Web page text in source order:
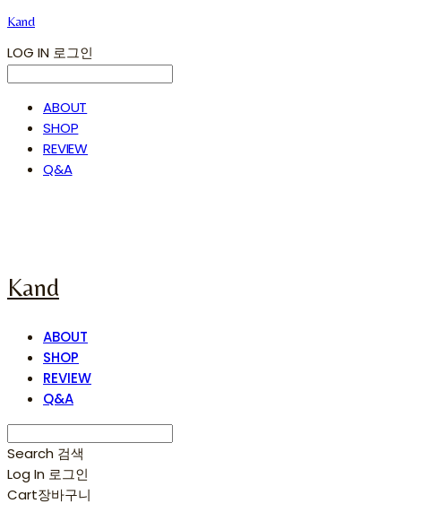
Kand
LOG IN 로그인
ABOUT
SHOP
REVIEW
Q&A
Kand
ABOUT
SHOP
REVIEW
Q&A
Search 검색
Log In 로그인
Cart장바구니